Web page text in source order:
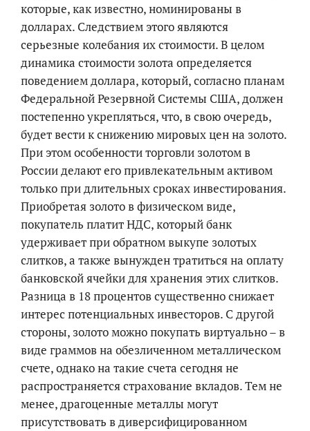
которые, как известно, номинированы в
долларах. Следствием этого являются
серьезные колебания их стоимости. В целом
динамика стоимости золота определяется
поведением доллара, который, согласно планам
Федеральной Резервной Системы США, должен
постепенно укрепляться, что, в свою очередь,
будет вести к снижению мировых цен на золото.
При этом особенности торговли золотом в
России делают его привлекательным активом
только при длительных сроках инвестирования.
Приобретая золото в физическом виде,
покупатель платит НДС, который банк
удерживает при обратном выкупе золотых
слитков, а также вынужден тратиться на оплату
банковской ячейки для хранения этих слитков.
Разница в 18 процентов существенно снижает
интерес потенциальных инвесторов. С другой
стороны, золото можно покупать виртуально – в
виде граммов на обезличенном металлическом
счете, однако на такие счета сегодня не
распространяется страхование вкладов. Тем не
менее, драгоценные металлы могут
присутствовать в диверсифицированном